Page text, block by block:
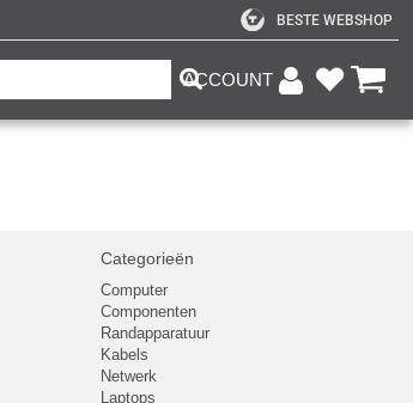
BESTE WEBSHOP
ACCOUNT
Categorieën
Computer
Componenten
Randapparatuur
Kabels
Netwerk
Laptops